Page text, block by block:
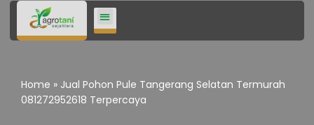
Lompat
Home » Jual Pohon Pule Tangerang Selatan Termurah
081272952618 Terpercaya